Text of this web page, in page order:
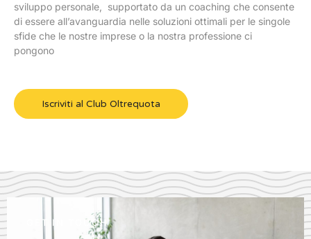
sviluppo personale, supportato da un coaching che consente
di essere all’avanguardia nelle soluzioni ottimali per le singole
sfide che le nostre imprese o la nostra professione ci
pongono
Iscriviti al Club Oltrequota
GET IN TOUCH